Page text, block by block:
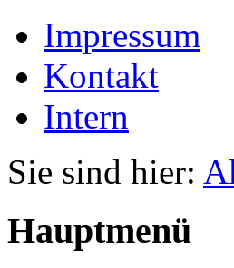
Impressum
Kontakt
Intern
Sie sind hier:
Hauptmenü